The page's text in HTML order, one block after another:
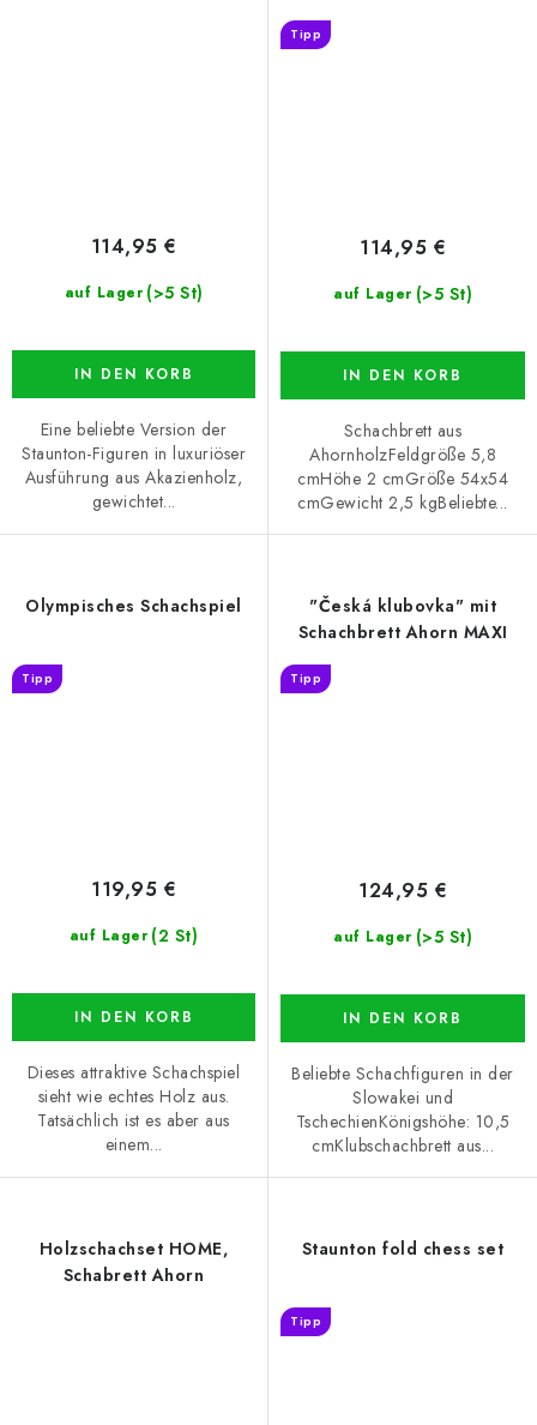
auf Lager (>5 St)
114,95 €
IN DEN KORB
Eine beliebte Version der
Staunton-Figuren in luxuriöser
Ausführung aus Akazienholz,
gewichtet...
Tipp
auf Lager (>5 St)
114,95 €
IN DEN KORB
Schachbrett aus
AhornholzFeldgröße 5,8
cmHöhe 2 cmGröße 54x54
cmGewicht 2,5 kgBeliebte...
Olympisches Schachspiel
Tipp
auf Lager (2 St)
119,95 €
IN DEN KORB
Dieses attraktive Schachspiel
sieht wie echtes Holz aus.
Tatsächlich ist es aber aus
einem...
"Česká klubovka" mit
Schachbrett Ahorn MAXI
Tipp
auf Lager (>5 St)
124,95 €
IN DEN KORB
Beliebte Schachfiguren in der
Slowakei und
TschechienKönigshöhe: 10,5
cmKlubschachbrett aus...
Holzschachset HOME,
Schabrett Ahorn
Staunton fold chess set
Tipp